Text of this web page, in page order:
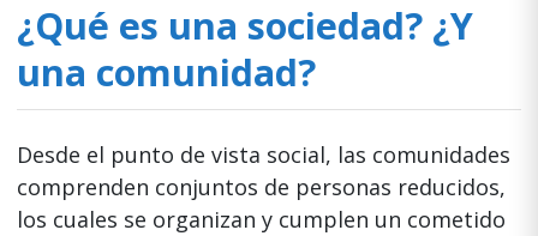
¿Qué es una sociedad? ¿Y
una comunidad?
Desde el punto de vista social, las comunidades
comprenden conjuntos de personas reducidos,
los cuales se organizan y cumplen un cometido